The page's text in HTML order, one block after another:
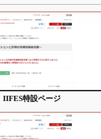
特設ページ